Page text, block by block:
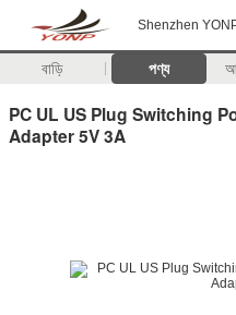
Shenzhen
বাড়ি পণ্য
PC UL US Plug Switching
Adapter 5V 3A